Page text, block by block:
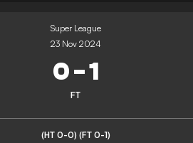
Super League
23 Nov 2024
0-1
FT
(HT 0-0) (FT 0-1)